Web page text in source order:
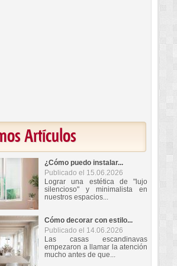
Artículos
¿Cómo puedo instalar...
Publicado el 15.06.2026
Lograr una estética de "lujo
silencioso" y minimalista en
nuestros espacios...
Cómo decorar con estilo...
Publicado el 14.06.2026
Las casas escandinavas
empezaron a llamar la atención
mucho antes de que...